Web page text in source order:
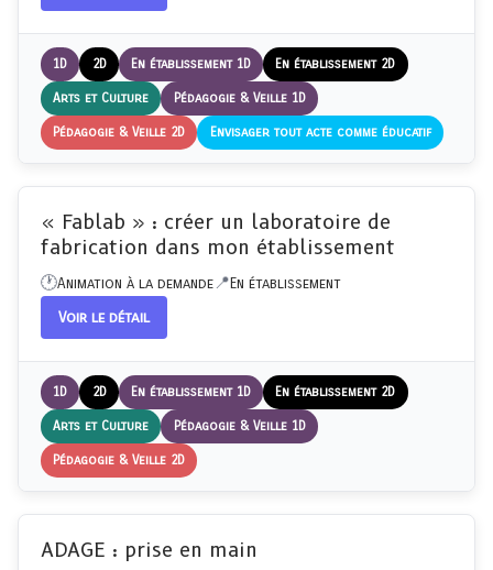
1D 2D En établissement 1D En établissement 2D
Arts et Culture Pédagogie & Veille 1D
Pédagogie & Veille 2D Envisager tout acte comme éducatif
« Fablab » : créer un laboratoire de
fabrication dans mon établissement
Animation à la demande
En établissement
Voir le détail
1D 2D En établissement 1D En établissement 2D
Arts et Culture Pédagogie & Veille 1D
Pédagogie & Veille 2D
ADAGE : prise en main